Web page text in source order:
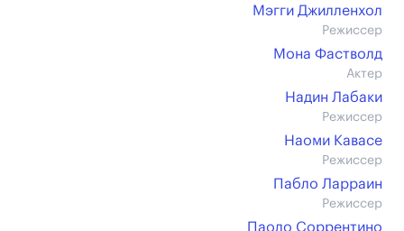
Мэгги Джилленхол
Режиссер
Мона Фастволд
Актер
Надин Лабаки
Режиссер
Наоми Кавасе
Режиссер
Пабло Ларраин
Режиссер
Паоло Соррентино